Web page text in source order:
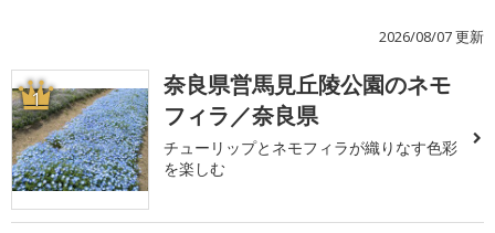
2026/08/07 更新
1
奈良県営馬見丘陵公園のネモ
フィラ／奈良県
チューリップとネモフィラが織りなす色彩
を楽しむ